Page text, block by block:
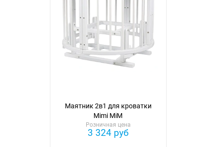
Маятник 2в1 для кроватки
Mimi MiM
Розничная цена
3 324 руб